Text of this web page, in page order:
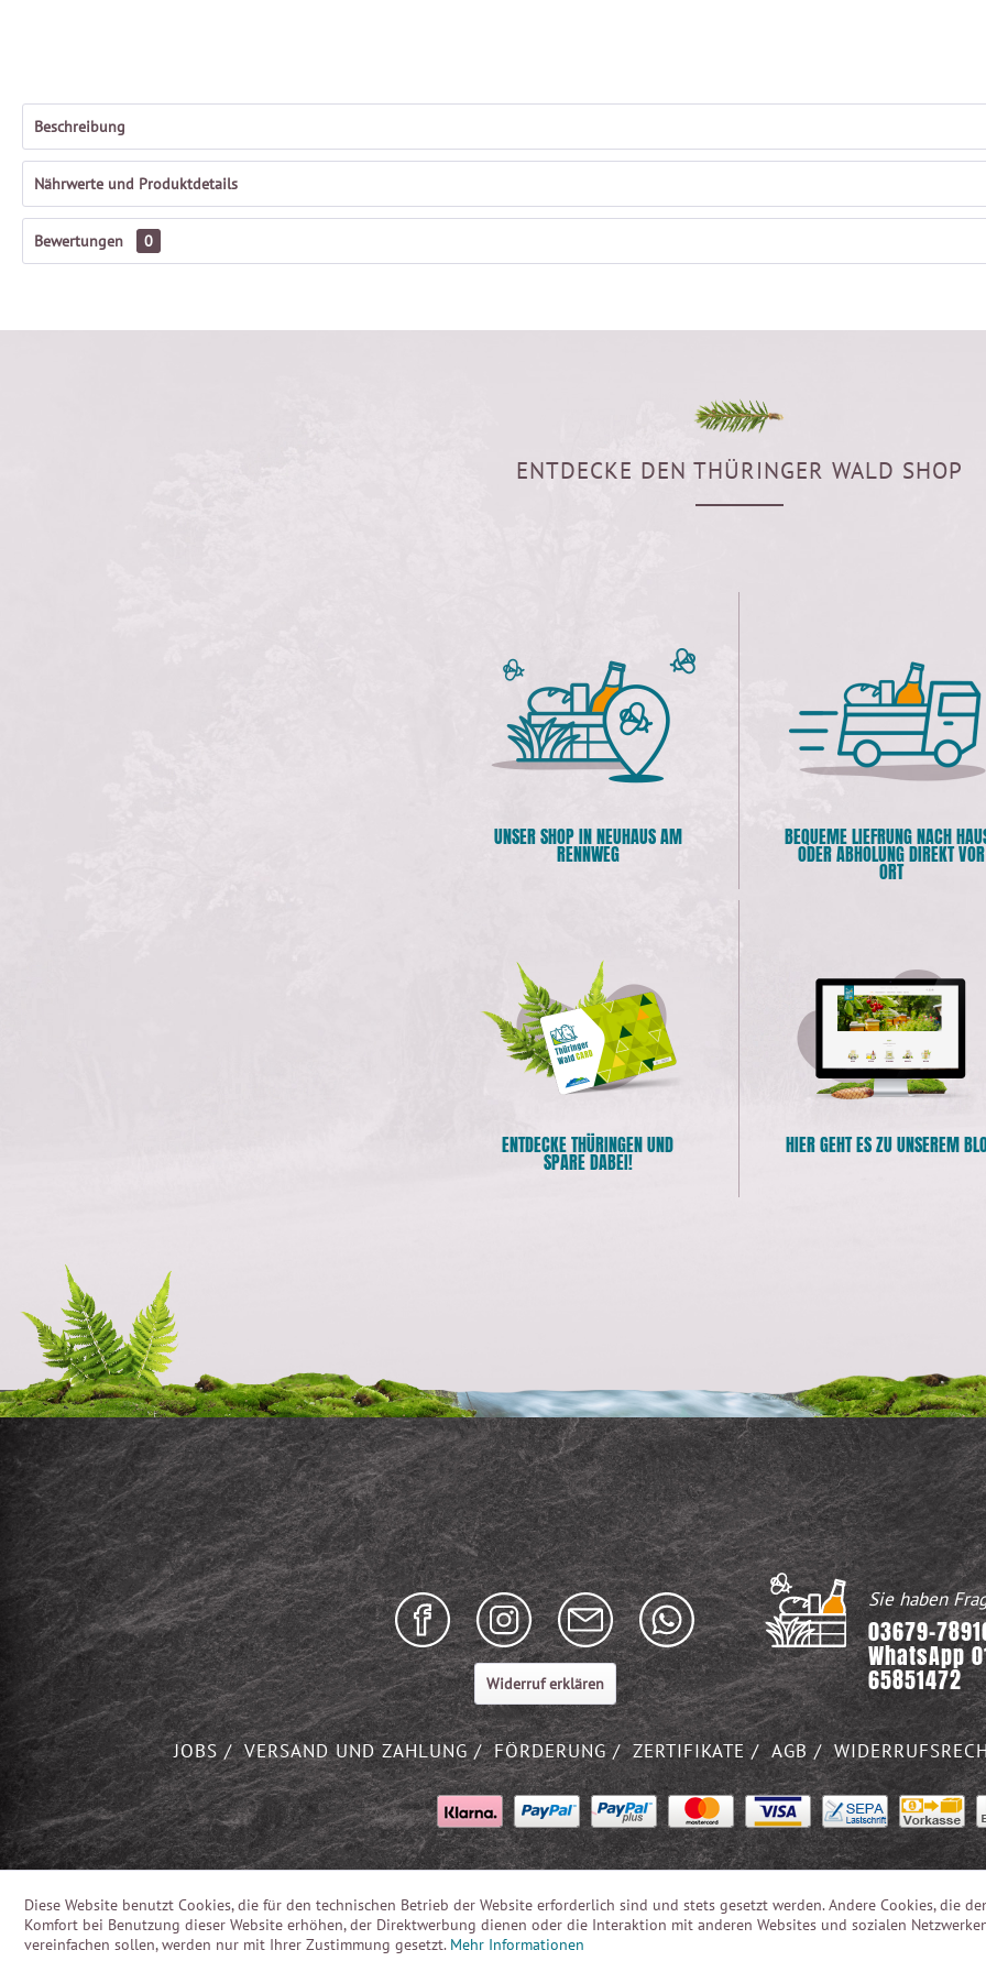
Beschreibung
Nährwerte und Produktdetails
Bewertungen 0
ENTDECKE DEN THÜRINGER WALD SHOP
UNSER SHOP IN NEUHAUS AM
RENNWEG
BEQUEME LIEFRUNG NACH
ODER ABHOLUNG DIREKT VOR
ORT
ENTDECKE THÜRINGEN UND
SPARE DABEI!
HIER GEHT ES ZU UNSEREM
Widerruf erklären
Sie haben
03679-
WhatsApp
65851472
JOBS VERSAND UND ZAHLUNG FÖRDERUNG ZERTIFIKATE AGB
Diese Website benutzt Cookies, die für den technischen Betrieb der Website erforderlich sind und stets gesetzt werden. Andere Cookies, die
Komfort bei Benutzung dieser Website erhöhen, der Direktwerbung dienen oder die Interaktion mit anderen Websites und sozialen
vereinfachen sollen, werden nur mit Ihrer Zustimmung gesetzt. Mehr Informationen